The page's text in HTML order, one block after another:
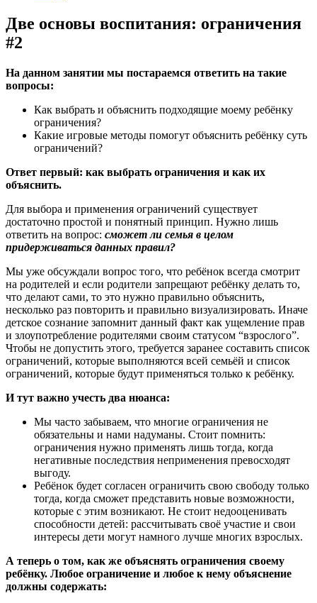
Две основы воспитания: ограничения
#2
На данном занятии мы постараемся ответить на такие
вопросы:
Как выбрать и объяснить подходящие моему ребёнку
ограничения?
Какие игровые методы помогут объяснить ребёнку суть
ограничений?
Ответ первый: как выбрать ограничения и как их
объяснить.
Для выбора и применения ограничений существует
достаточно простой и понятный принцип. Нужно лишь
ответить на вопрос: сможет ли семья в целом
придерживаться данных правил?
Мы уже обсуждали вопрос того, что ребёнок всегда смотрит
на родителей и если родители запрещают ребёнку делать то,
что делают сами, то это нужно правильно объяснить,
несколько раз повторить и правильно визуализировать. Иначе
детское сознание запомнит данный факт как ущемление прав
и злоупотребление родителями своим статусом “взрослого”.
Чтобы не допустить этого, требуется заранее составить список
ограничений, которые выполняются всей семьёй и список
ограничений, которые будут применяться только к ребёнку.
И тут важно учесть два нюанса:
Мы часто забываем, что многие ограничения не
обязательны и нами надуманы. Стоит помнить:
ограничения нужно применять лишь тогда, когда
негативные последствия неприменения превосходят
выгоду.
Ребёнок будет согласен ограничить свою свободу только
тогда, когда сможет представить новые возможности,
которые с этим возникают. Не стоит недооценивать
способности детей: рассчитывать своё участие и свои
интересы дети могут намного лучше многих взрослых.
А теперь о том, как же объяснять ограничения своему
ребёнку. Любое ограничение и любое к нему объяснение
должны содержать: